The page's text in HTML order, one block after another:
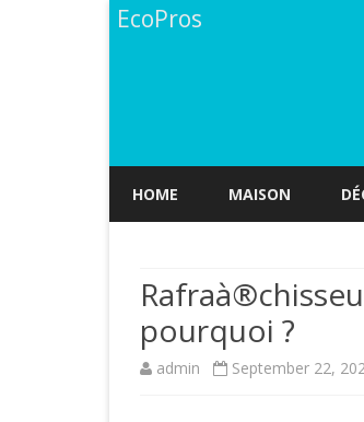
EcoPros
HOME MAISON
pourquoi ?
admin September 22,